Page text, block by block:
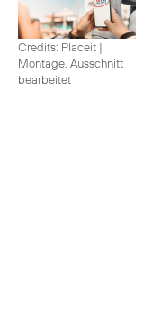
Credits: Placeit |
Montage, Ausschnitt
bearbeitet